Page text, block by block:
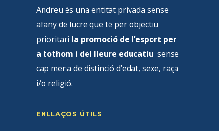
Andreu és una entitat privada sense
afany de lucre que té per objectiu
prioritari la promoció de l’esport per
a tothom i del lleure educatiu sense
cap mena de distinció d’edat, sexe, raça
i/o religió.
ENLLAÇOS ÚTILS